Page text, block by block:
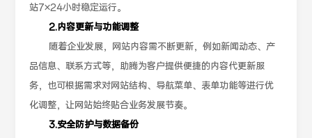
站7×24小时稳定运行。
2.内容更新与功能调整
随着企业发展，网站内容需不断更新，例如新闻动态、产
品信息、联系方式等，助腾为客户提供便捷的内容代更新服
务，也可根据需求对网站结构、导航菜单、表单功能等进行优
化调整，让网站始终贴合业务发展节奏。
3.安全防护与数据备份